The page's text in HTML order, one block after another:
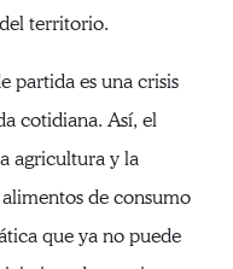
territorio.
partida es una crisis
cotidiana. Así, el
agricultura y la
de consumo
que ya no puede